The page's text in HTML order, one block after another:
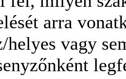
arra
helyes vagy